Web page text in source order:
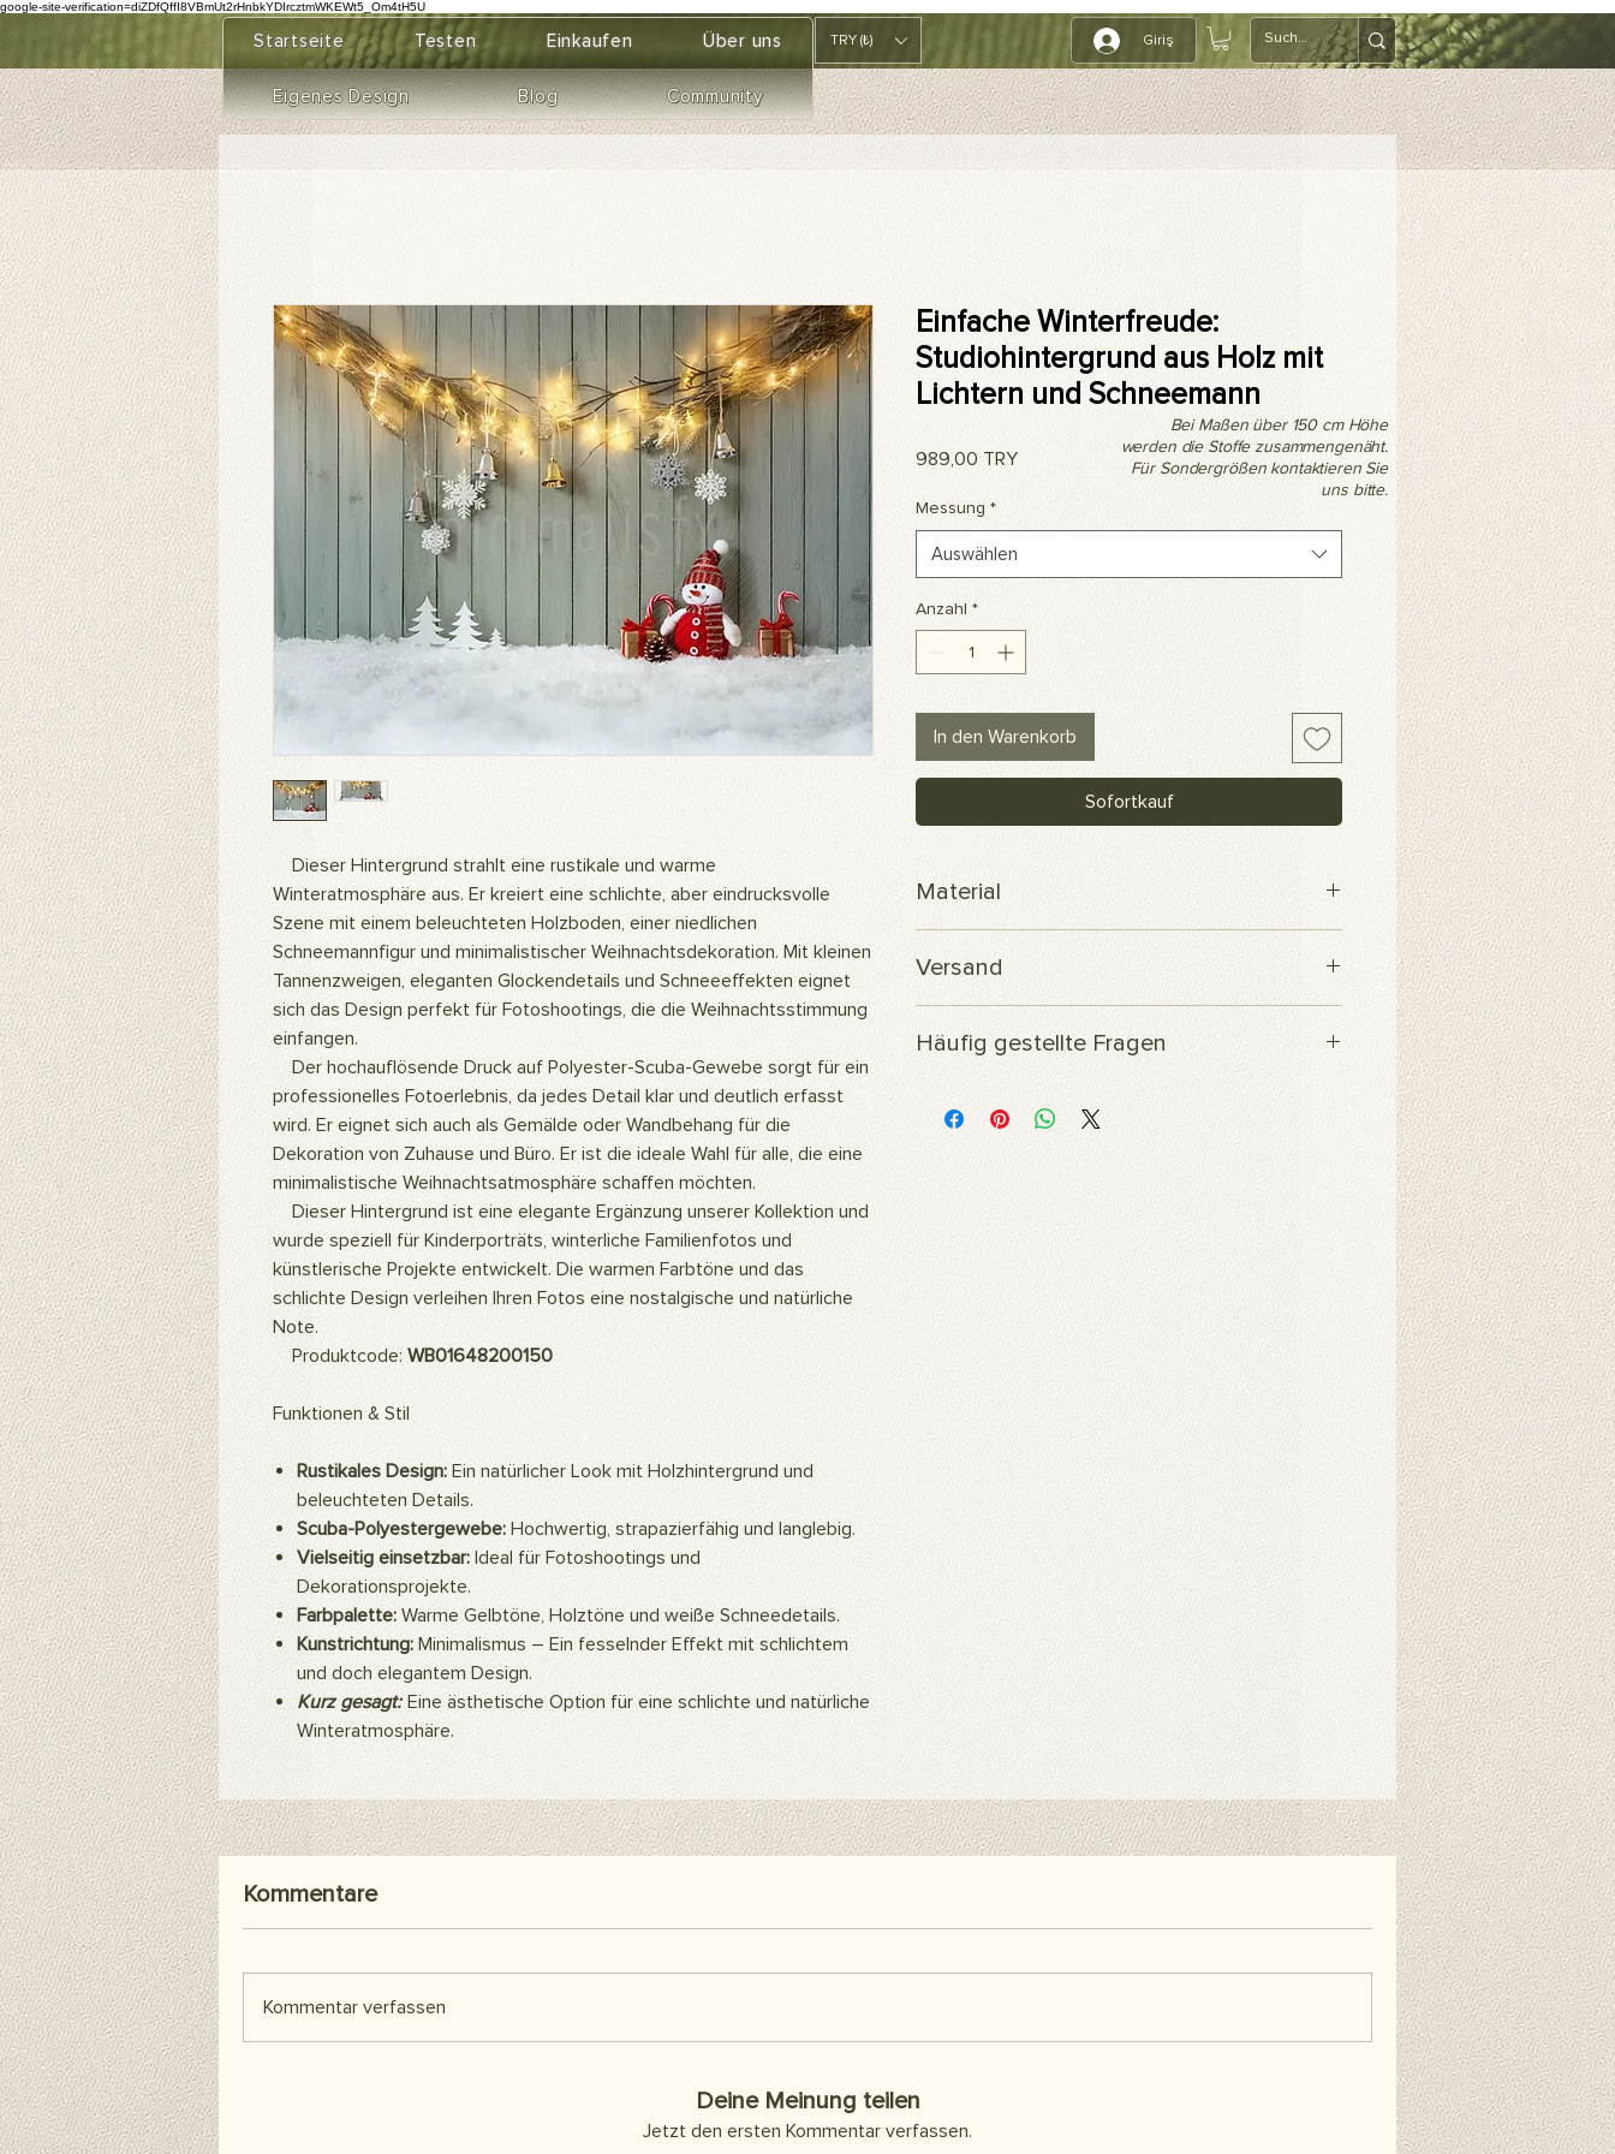
google-site-verification=diZDfQffI8VBmUt2rHnbkYDIrcztmWKEWt5_Om4tH5U
Startseite Testen Einkaufen Über uns
Eigenes Design Blog Community
TRY (₺) Giriş
Dieser Hintergrund strahlt eine rustikale und warme
Winteratmosphäre aus. Er kreiert eine schlichte, aber eindrucksvolle
Szene mit einem beleuchteten Holzboden, einer niedlichen
Schneemannfigur und minimalistischer Weihnachtsdekoration. Mit kleinen
Tannenzweigen, eleganten Glockendetails und Schneeeffekten eignet
sich das Design perfekt für Fotoshootings, die die Weihnachtsstimmung
einfangen.
Der hochauflösende Druck auf Polyester-Scuba-Gewebe sorgt für ein
professionelles Fotoerlebnis, da jedes Detail klar und deutlich erfasst
wird. Er eignet sich auch als Gemälde oder Wandbehang für die
Dekoration von Zuhause und Büro. Er ist die ideale Wahl für alle, die eine
minimalistische Weihnachtsatmosphäre schaffen möchten.
Dieser Hintergrund ist eine elegante Ergänzung unserer Kollektion und
wurde speziell für Kinderporträts, winterliche Familienfotos und
künstlerische Projekte entwickelt. Die warmen Farbtöne und das
schlichte Design verleihen Ihren Fotos eine nostalgische und natürliche
Note.
Produktcode: WB01648200150
Funktionen & Stil
Rustikales Design: Ein natürlicher Look mit Holzhintergrund und
beleuchteten Details.
Scuba-Polyestergewebe: Hochwertig, strapazierfähig und langlebig.
Vielseitig einsetzbar: Ideal für Fotoshootings und
Dekorationsprojekte.
Farbpalette: Warme Gelbtöne, Holztöne und weiße Schneedetails.
Kunstrichtung: Minimalismus – Ein fesselnder Effekt mit schlichtem
und doch elegantem Design.
Kurz gesagt:Eine ästhetische Option für eine schlichte und natürliche
Winteratmosphäre.
Einfache Winterfreude:
Studiohintergrund aus Holz mit
Lichtern und Schneemann
989,00 TRYPreis
Messung *
Auswählen
Anzahl *
In den Warenkorb
Sofortkauf
Material
Versand
Ihre Bestellung wird innerhalb von 3 Werktagen
versendet.
Häufig gestellte Fragen
Unsere Bilder werden auf strapazierfähigem,
hochwertigem Polyester-Scuba-Stoff gedruckt. Dieser
Stoff ist flexibel und strapazierfähig und eignet sich
daher ideal für langlebige Hintergrunddrucke für
Fotoshootings und Dekorationszwecke.
Unsere Produkte können in der Maschine gewaschen
oder mit einem feuchten Tuch abgewischt werden.
Wofür wird das Produkt verwendet?
Unsere Produkte sind als Hintergründe für
professionelle Studio-Fotoshootings konzipiert. Sie
können auch als Wandbehänge verwendet werden und
so ein ästhetisch ansprechendes Ambiente in Ihrem
Zuhause oder Büro schaffen. Sie können auch als
hochauflösenden Bilder auf unseren Produkten werden
mithilfe künstlicher Intelligenz erzeugt und schaffen
Wie montiert man das Produkt?
ein Hintergrundständer benötigt. Mit speziellen
Hintergrundclips können Sie ihn einfach am Ständer
befestigen. Sie können auch doppelseitiges
Klebeband oder Klebestreifen verwenden, wenn Sie es
als Abdeckung an die Wand hängen möchten. Diese
Artikel sind separat erhältlich und nicht im Lieferumfang
Hier finden Sie alle häufig gestellten Fragen.
Bei Maßen über 150 cm Höhe
werden die Stoffe zusammengenäht.
Für Sondergrößen kontaktieren Sie
uns bitte.
Kommentare
Kommentar verfassen
Deine Meinung teilen
Jetzt den ersten Kommentar verfassen.